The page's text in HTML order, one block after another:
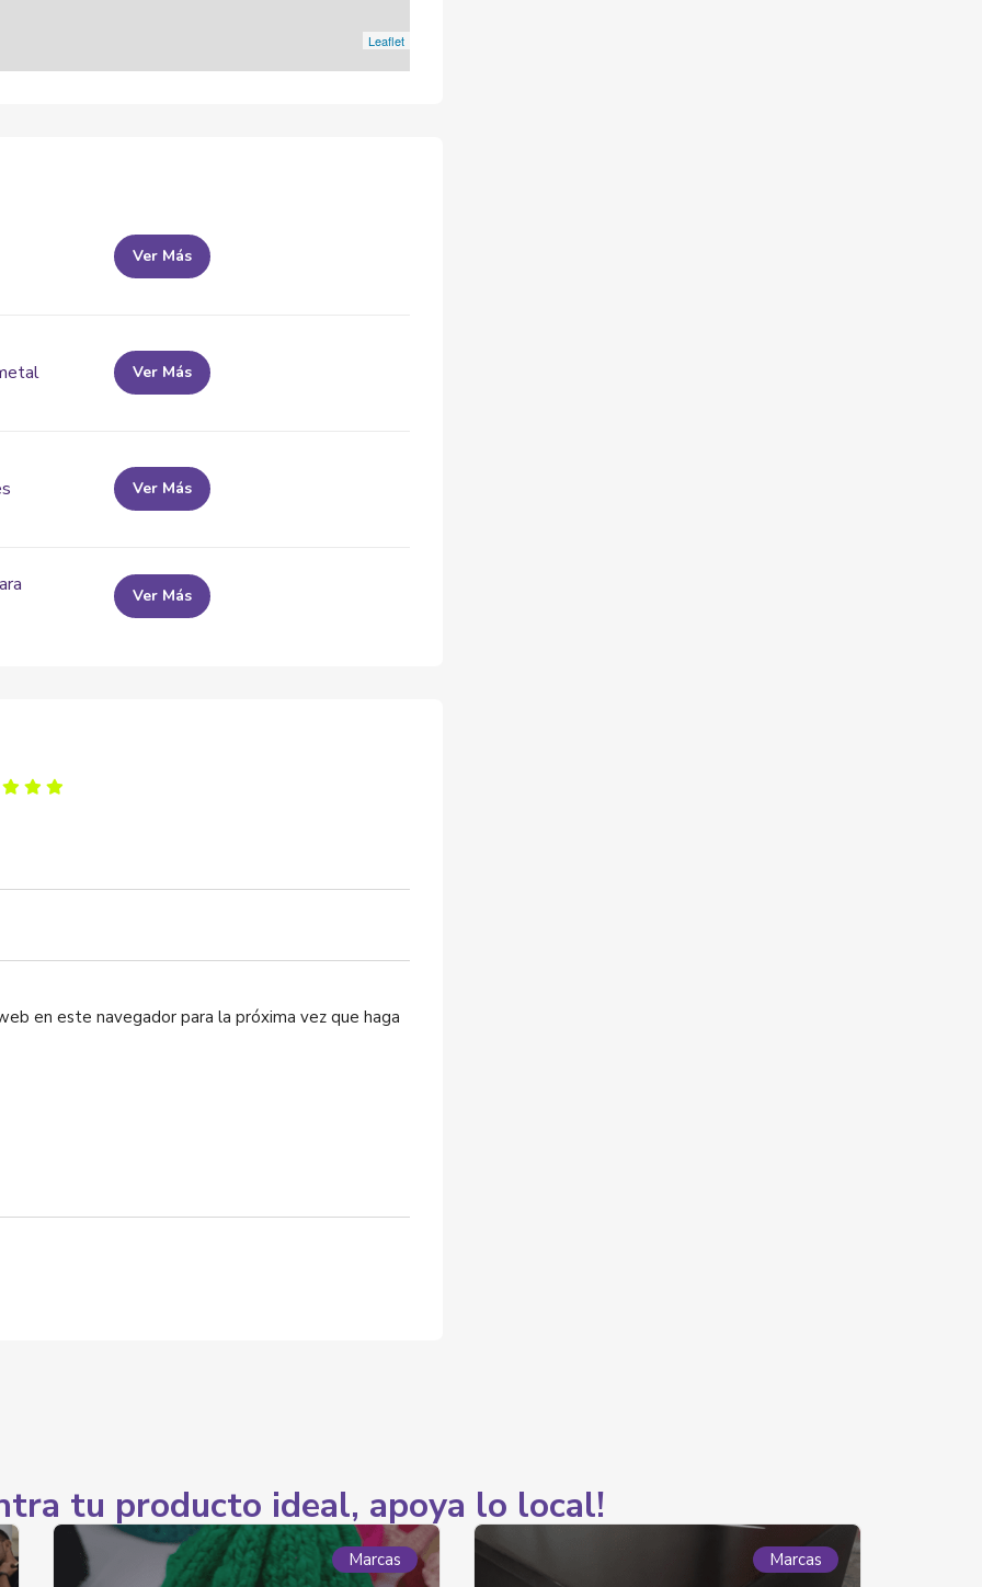
Leaflet
Ver Más
Ver Más
Ver Más
Ver Más
en este navegador para la próxima vez que haga
tu producto ideal, apoya lo local!
Marcas Marcas